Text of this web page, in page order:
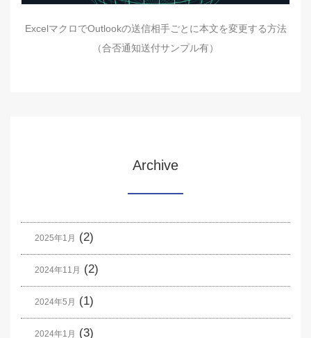
ExcelマクロでOutlookの送信相手ごとに本文を変更する方法
（合否通知送付サンプル有）
Archive
2025年1月 (2)
2024年11月 (2)
2024年5月 (1)
2024年1月 (3)